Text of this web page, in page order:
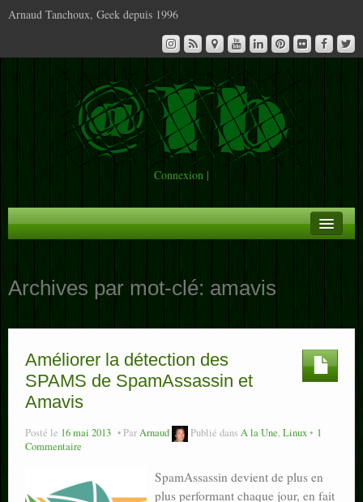
Arnaud Tanchoux, Geek depuis 1996
Connexion |
Infos
Contact
Archives par mot-clé: amavis
Améliorer la détection des
SPAMS de SpamAssassin et
Amavis
Posté le 16 mai 2013 ParArnaud Publié dansA la Une,Linux
1
Commentaire
SpamAssassin devient de plus en
plus performant chaque jour, en fait